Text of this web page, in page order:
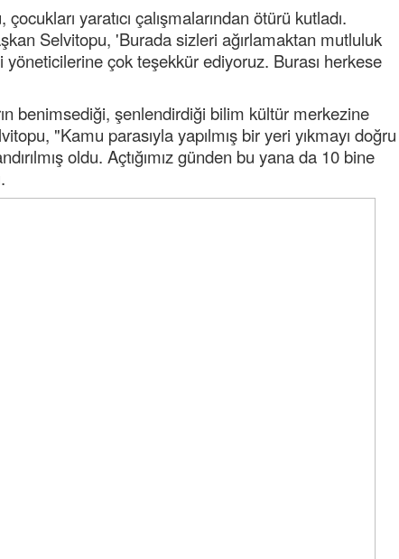
yaratıcı çalışmalarından ötürü kutladı.
Selvitopu, 'Burada sizleri ağırlamaktan mutluluk
çok teşekkür ediyoruz. Burası herkese
benimsediği, şenlendirdiği bilim kültür merkezine
"Kamu parasıyla yapılmış bir yeri yıkmayı doğru
oldu. Açtığımız günden bu yana da 10 bine